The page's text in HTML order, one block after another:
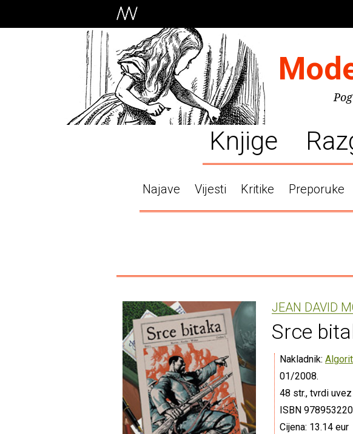
Knjige
Najave Vijesti Kritike Preporuke
JEAN DAVID
Srce
Nakladnik:
01/2008.
48 str., tvrdi uvez
ISBN
Cijena: 13.14 eur